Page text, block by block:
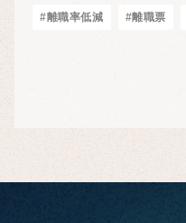
#離職率低減 #離職票